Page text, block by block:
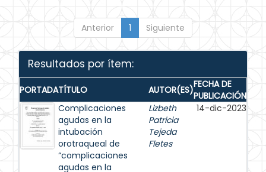
Anterior 1 Siguiente
Resultados por ítem:
PORTADATÍTULO AUTOR(ES)FECHA DE
PUBLICACIÓN
Complicaciones
agudas en la
intubación
orotraqueal de
“complicaciones
agudas en la
Lizbeth
Patricia
Tejeda
Fletes
14-dic-2023